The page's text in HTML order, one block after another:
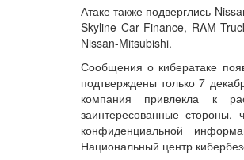
Атаке также подверглись
Skyline Car Finance, RAM
Nissan-Mitsubishi.
Сообщения о кибератаке
подтверждены только 7
компания привлекла к
заинтересованные
конфиденциальной
Национальный центр